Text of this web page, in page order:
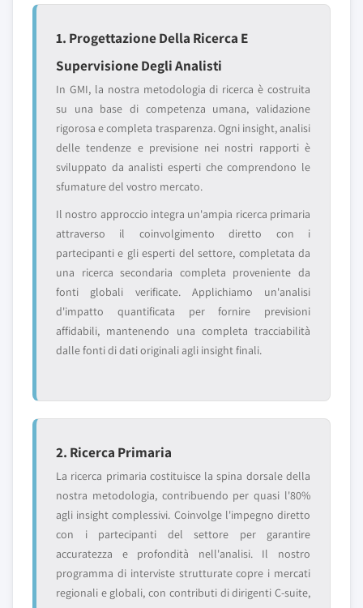
1. Progettazione Della Ricerca E
Supervisione Degli Analisti
In GMI, la nostra metodologia di ricerca è costruita
su una base di competenza umana, validazione
rigorosa e completa trasparenza. Ogni insight, analisi
delle tendenze e previsione nei nostri rapporti è
sviluppato da analisti esperti che comprendono le
sfumature del vostro mercato.
Il nostro approccio integra un'ampia ricerca primaria
attraverso il coinvolgimento diretto con i
partecipanti e gli esperti del settore, completata da
una ricerca secondaria completa proveniente da
fonti globali verificate. Applichiamo un'analisi
d'impatto quantificata per fornire previsioni
affidabili, mantenendo una completa tracciabilità
dalle fonti di dati originali agli insight finali.
2. Ricerca Primaria
La ricerca primaria costituisce la spina dorsale della
nostra metodologia, contribuendo per quasi l'80%
agli insight complessivi. Coinvolge l'impegno diretto
con i partecipanti del settore per garantire
accuratezza e profondità nell'analisi. Il nostro
programma di interviste strutturate copre i mercati
regionali e globali, con contributi di dirigenti C-suite,